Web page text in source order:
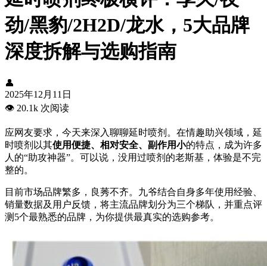
劲/黑豹/2H2D/龙水，5大品牌
深度拆解与选购指南
👤
2025年12月11日
👁️ 20.1k 次阅读
应网友要求，今天来深入聊聊延时喷剂。在情趣助兴领域，延
时喷剂以其使用便捷、相对安全、副作用小的特点，成为许多
人的“助攻神器”。可以说，没用过喷剂的老斯基，体验是不完
整的。
目前市场品牌繁多，良莠不齐。九爷结合自身多年使用经验、
销量数据及用户反馈，将主流品牌划分为三个梯队，并重点评
测5个最熟悉的品牌，为你提供最真实的选购参考。